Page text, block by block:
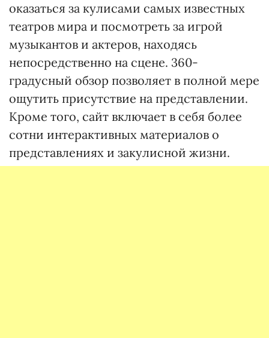
оказаться за кулисами самых известных
театров мира и посмотреть за игрой
музыкантов и актеров, находясь
непосредственно на сцене. 360-
градусный обзор позволяет в полной мере
ощутить присутствие на представлении.
Кроме того, сайт включает в себя более
сотни интерактивных материалов о
представлениях и закулисной жизни.